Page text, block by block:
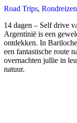
Road Trips,
14 dagen – Self drive
Argentinië is een
ontdekken. In
een fantastische route
overnachten jullie in
natuur.